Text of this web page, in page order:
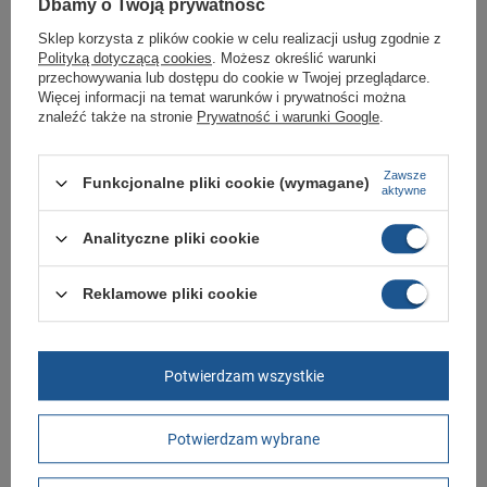
Zobacz jakie rozmiary są dostępne.
Sklep Butomania.pl to największy wybór obuwia sportowego dla całej
Twojej rodziny.
Kupując w naszym sklepie internetowym masz gwarancję, że towar jest
oryginalny i pochodzi z oficjalnej sieci dystrybucyjnej.
podania przyczyny.
Marka
Symbol 528565
Gwarancja
Zapięcie sznurowane
Długość towaru w
centymetrach
Więcej
30
Dbamy o Twoją prywatność
Sklep korzysta z plików cookie w celu realizacji usług zgodnie z
Polityką dotyczącą cookies. Możesz określić warunki
przechowywania lub dostępu do cookie w Twojej przeglądarce.
Więcej informacji na temat warunków i prywatności można
znaleźć także na stronie Prywatność i warunki Google.
Funkcjonalne pliki cookie (wymagane)
Zawsze
aktywne
Analityczne pliki cookie
Reklamowe pliki cookie
Potwierdzam wybrane
Potwierdzam wszystkie